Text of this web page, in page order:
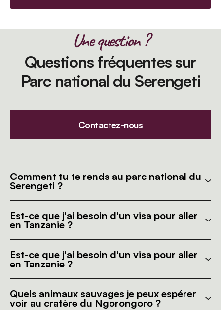
Une question ?
Questions fréquentes sur
Parc national du Serengeti
Contactez-nous
Comment tu te rends au parc national du
Serengeti ?
Est-ce que j'ai besoin d'un visa pour aller
en Tanzanie ?
Est-ce que j'ai besoin d'un visa pour aller
en Tanzanie ?
Quels animaux sauvages je peux espérer
voir au cratère du Ngorongoro ?